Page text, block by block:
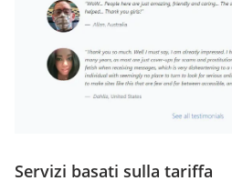
Servizi basati sulla tariffa